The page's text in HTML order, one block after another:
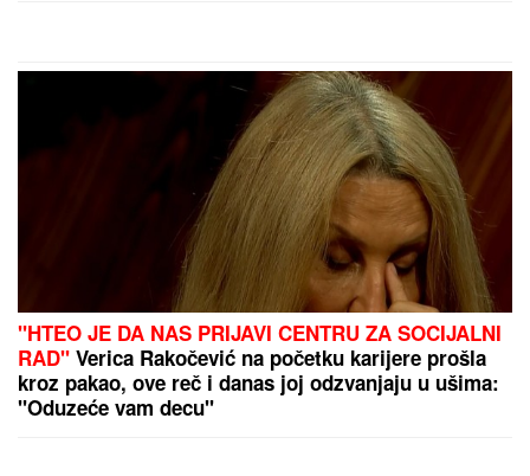
PREPORUKA ZA VAS
"VIDIMO VAŠE GAĆE",odbornica se uključila preko
ZUMA na sednicu, a onda je nastala haotična
situacija: Sileuta pod tušem dodatno zapržila čorbu